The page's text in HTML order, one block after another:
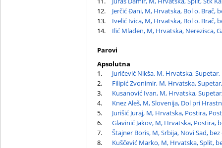
12.
Jerčić Đani, M, Hrvatska, Bol o. Brač,
13.
Ivelić Ivica, M, Hrvatska, Bol o. Brač,
14.
Ilić Mladen, M, Hrvatska, Nerezisca,
Parovi
Apsolutna
1.
Juričević Nikša, M, Hrvatska,
2.
Filipić Zvonimir, M, Hrvatska,
3.
Kusanović Ivan, M, Hrvatska,
4.
Knez Aleš, M, Slovenija, Dol pri
5.
Jurišić Juraj, M, Hrvatska, Postira,
6.
Glavinić Jakov, M, Hrvatska, Postira,
7.
Štajner Boris, M, Srbija, Novi Sad,
8.
Kuščević Marko, M, Hrvatska, Split,